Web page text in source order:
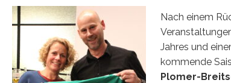
Nach einem
Jahres und
kommende
Plomer-